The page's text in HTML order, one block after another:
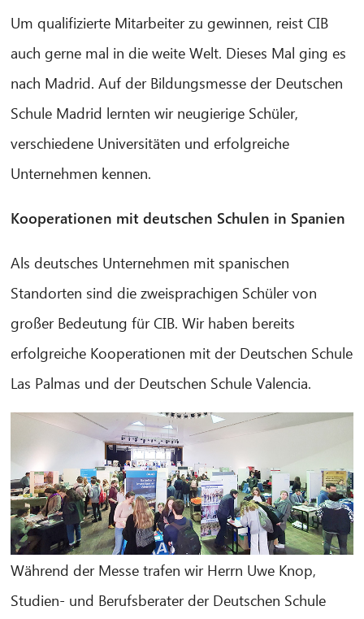
Um qualifizierte Mitarbeiter zu gewinnen, reist CIB
auch gerne mal in die weite Welt. Dieses Mal ging es
nach Madrid. Auf der Bildungsmesse der Deutschen
Schule Madrid lernten wir neugierige Schüler,
verschiedene Universitäten und erfolgreiche
Unternehmen kennen.
Kooperationen mit deutschen Schulen in Spanien
Als deutsches Unternehmen mit spanischen
Standorten sind die zweisprachigen Schüler von
großer Bedeutung für CIB. Wir haben bereits
erfolgreiche Kooperationen mit der Deutschen Schule
Las Palmas und der Deutschen Schule Valencia.
Während der Messe trafen wir Herrn Uwe Knop,
Studien- und Berufsberater der Deutschen Schule